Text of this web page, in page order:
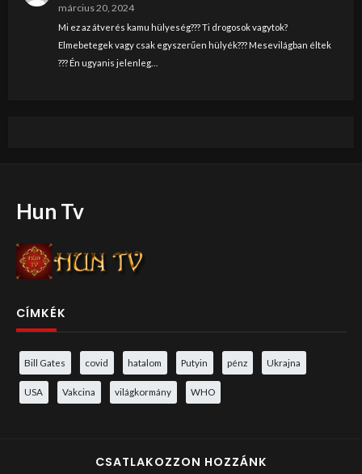
március 20, 2024
Mi ez az átverés kamu hülyeség??? Ti drogosok vagytok?
Elmebetegek vagy csak egyszerűen hülyék??? Mesevilágban éltek
??? Én ugyanis jelenleg…
Hun Tv
CÍMKÉK
Bill Gates covid hatalom Putyin pénz Ukrajna
USA Vakcina világkormány WHO
CSATLAKOZZON HOZZÁNK